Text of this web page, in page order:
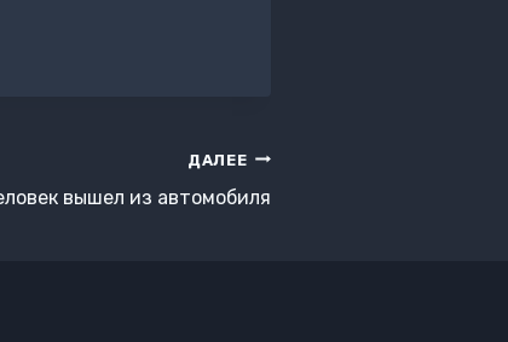
ДАЛЕЕ
вышел из автомобиля